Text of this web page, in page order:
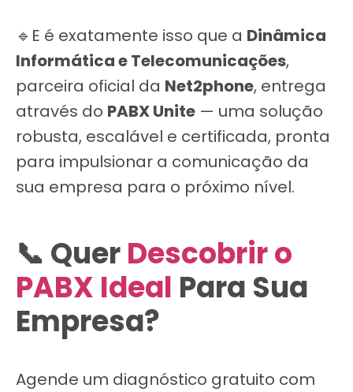
🔹E é exatamente isso que a Dinâmica
Informática e Telecomunicações,
parceira oficial da Net2phone, entrega
através do PABX Unite — uma solução
robusta, escalável e certificada, pronta
para impulsionar a comunicação da
sua empresa para o próximo nível.
📞 QuerDescobrir o
PABX Ideal Para Sua
Empresa?
Agende um diagnóstico gratuito com